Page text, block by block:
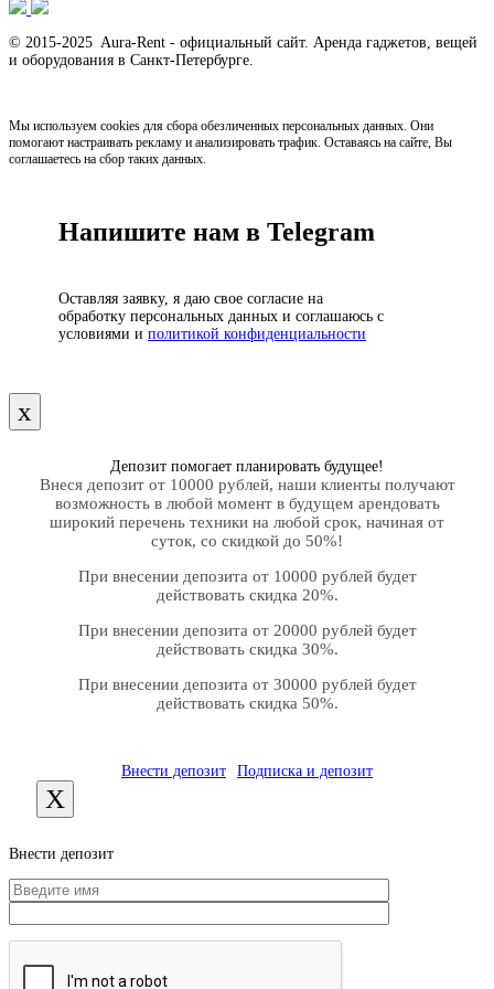
© 2015-2025 Aura-Rent - официальный сайт. Аренда гаджетов, вещей
и оборудования в Санкт-Петербурге.
Мы используем cookies для сбора обезличенных персональных данных. Они
помогают настраивать рекламу и анализировать трафик. Оставаясь на сайте, Вы
соглашаетесь на сбор таких данных.
Напишите нам в Telegram
Оставляя заявку, я даю свое согласие на
обработку персональных данных и соглашаюсь с
условиями и политикой конфиденциальности
х
Депозит помогает планировать будущее!
Внеся депозит от 10000 рублей, наши клиенты получают
возможность в любой момент в будущем арендовать
широкий перечень техники на любой срок, начиная от
суток, со скидкой до 50%!
При внесении депозита от 10000 рублей будет
действовать скидка 20%.
При внесении депозита от 20000 рублей будет
действовать скидка 30%.
При внесении депозита от 30000 рублей будет
действовать скидка 50%.
Внести депозит Подписка и депозит
X
Внести депозит